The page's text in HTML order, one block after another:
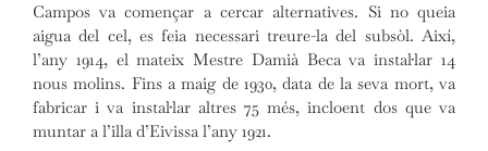
Campos va començar a cercar alternatives. Si no queia
aigua del cel, es feia necessari treure-la del subsòl. Així,
l’any 1914, el mateix Mestre Damià Beca va instal·lar 14
nous molins. Fins a maig de 1930, data de la seva mort, va
fabricar i va instal·lar altres 75 més, incloent dos que va
muntar a l’illa d’Eivissa l’any 1921.